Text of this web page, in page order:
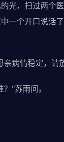
光，扫过两个
一个开口说话
亲病情稳定，请
"苏雨问。